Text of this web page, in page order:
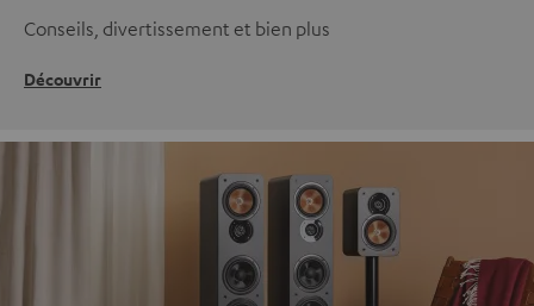
Conseils, divertissement et bien plus
Découvrir